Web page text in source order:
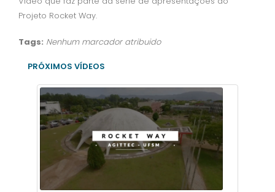
Projeto Rocket Way.
Tags: Nenhum marcador atribuido
PRÓXIMOS VÍDEOS